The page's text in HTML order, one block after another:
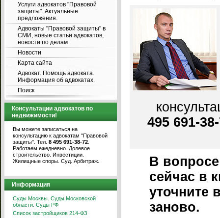
Услуги адвокатов "Правовой
защиты". Актуальные
предложения.
Адвокаты "Правовой защиты" в
СМИ, новые статьи адвокатов,
новости по делам
Новости
Карта сайта
Адвокат. Помощь адвоката.
Информация об адвокатах.
Поиск
Консультации адвокатов по
недвижимости!
Вы можете записаться на
консультацию к адвокатам "Правовой
защиты". Тел. 8 495 691-38-72
Работаем ежедневно. Долевое
строительство. Инвестиции.
Жилищные споры. Суд. Арбитраж.
Информация
Суды Москвы. Суды Московской
области. Суды РФ
Список застройщиков 214-ФЗ
495 691-
В вопросе
сейчас в
уточните
заново.